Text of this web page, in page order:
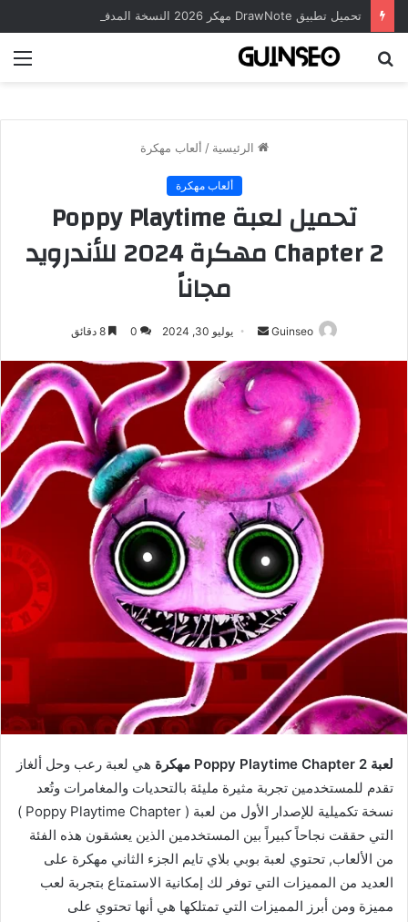
الرئيسية / ألعاب مهكرة
ألعاب مهكرة
تحميل لعبة Poppy Playtime
Chapter 2 مهكرة 2024 للأندرويد
مجاناً
Guinseo
أرسل
إلكترونيا
يوليو 30, 2024 0
لعبة Poppy Playtime Chapter 2 مهكرة
هي لعبة رعب وحل ألغاز
تقدم للمستخدمين تجربة مثيرة مليئة بالتحديات والمغامرات وتُعد
نسخة تكميلية للإصدار الأول من لعبة ( Poppy Playtime Chapter )
التي حققت نجاحاً كبيراً بين المستخدمين الذين يعشقون هذه الفئة
من الألعاب, تحتوي لعبة بوبي بلاي تايم الجزء الثاني مهكرة على
العديد من المميزات التي توفر لك إمكانية الاستمتاع بتجربة لعب
مميزة ومن أبرز المميزات التي تمتلكها هي أنها تحتوي على